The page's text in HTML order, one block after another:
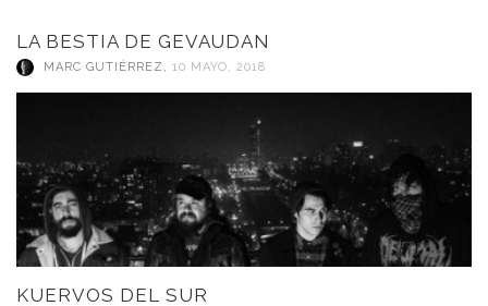
LA BESTIA DE GEVAUDAN
MARC GUTIÉRREZ , 10 MAYO, 2018
KUERVOS DEL SUR